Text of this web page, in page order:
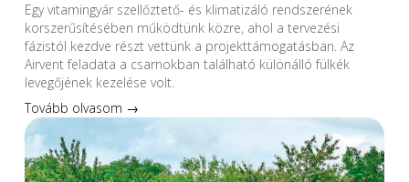
Egy vitamingyár szellőztető- és klimatizáló rendszerének
korszerűsítésében működtünk közre, ahol a tervezési
fázistól kezdve részt vettünk a projekttámogatásban. Az
Airvent feladata a csarnokban található különálló fülkék
levegőjének kezelése volt.
Tovább olvasom →